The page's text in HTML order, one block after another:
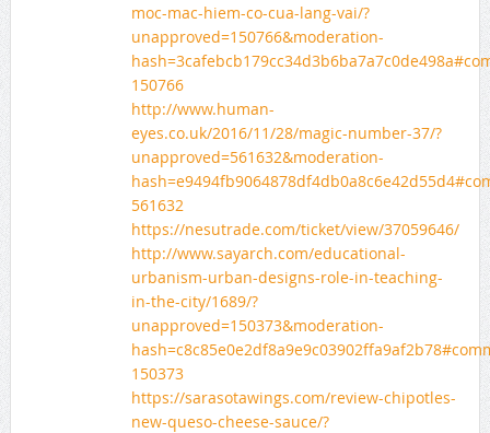
moc-mac-hiem-co-cua-lang-vai/?
unapproved=150766&moderation-
150766
http://www.human-
eyes.co.uk/2016/11/28/magic-number-37/?
unapproved=561632&moderation-
561632
https://nesutrade.com/ticket/view/37059646/
http://www.sayarch.com/educational-
urbanism-urban-designs-role-in-teaching-
in-the-city/1689/?
unapproved=150373&moderation-
150373
https://sarasotawings.com/review-chipotles-
new-queso-cheese-sauce/?